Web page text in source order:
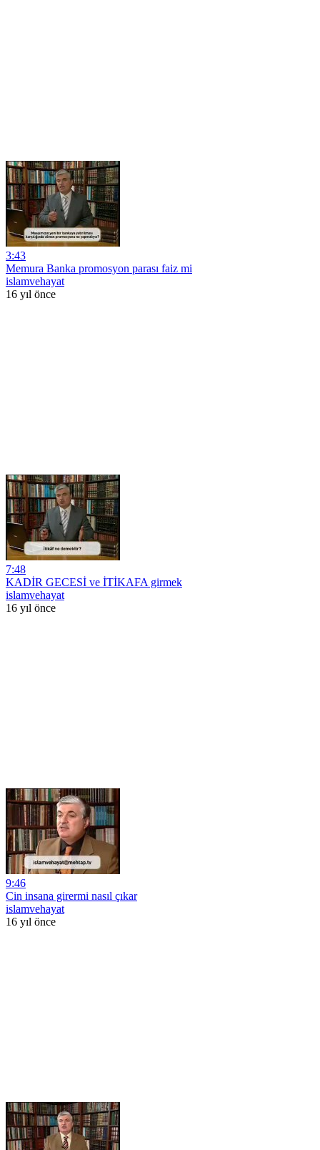
3:43
Memura Banka promosyon parası faiz mi
islamvehayat
16 yıl önce
7:48
KADİR GECESİ ve İTİKAFA girmek
islamvehayat
16 yıl önce
9:46
Cin insana girermi nasıl çıkar
islamvehayat
16 yıl önce